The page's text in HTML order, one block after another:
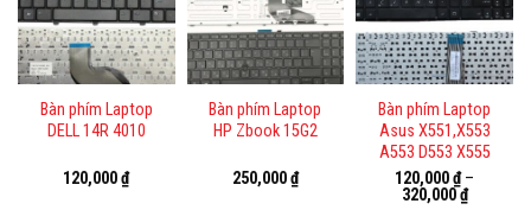
Bàn phím Laptop
DELL 14R 4010
120,000₫
Bàn phím Laptop
HP Zbook 15G2
250,000₫
Bàn phím Laptop
Asus X551,X553
A553 D553 X555
120,000₫–
320,000₫